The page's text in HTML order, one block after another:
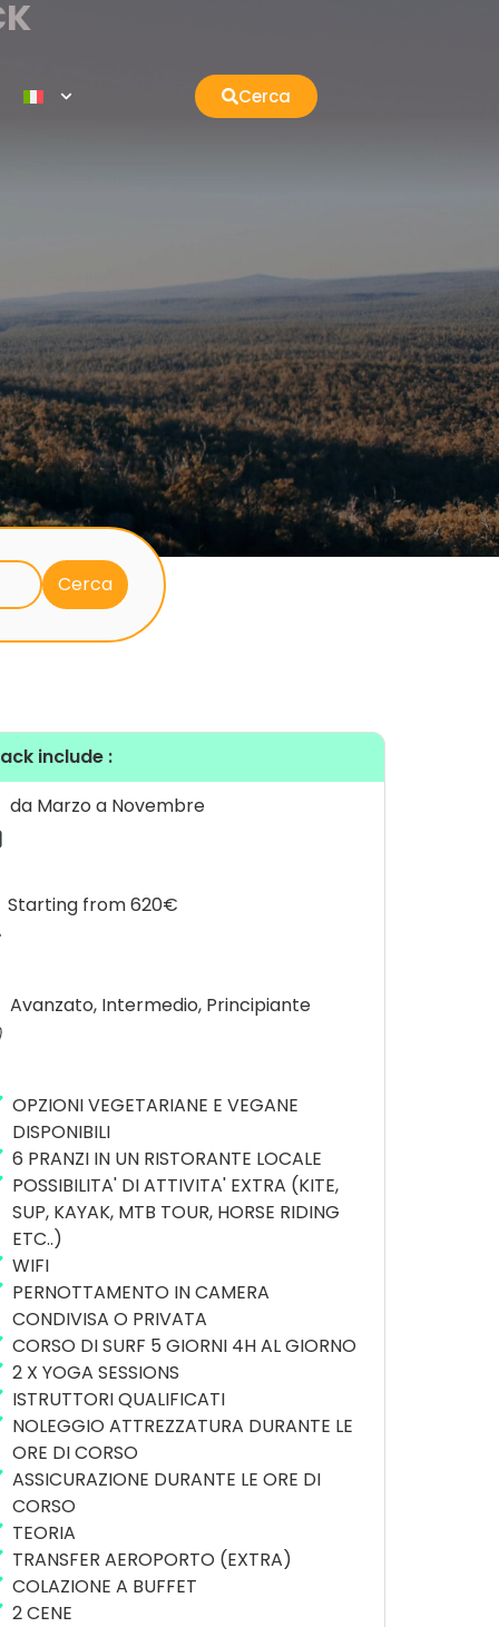
Cerca
include :
da Marzo a Novembre
Starting from 620€
Avanzato, Intermedio, Principiante
OPZIONI VEGETARIANE E VEGANE
DISPONIBILI
6 PRANZI IN UN RISTORANTE LOCALE
POSSIBILITA' DI ATTIVITA' EXTRA (KITE,
SUP, KAYAK, MTB TOUR, HORSE RIDING
ETC..)
WIFI
PERNOTTAMENTO IN CAMERA
CONDIVISA O PRIVATA
CORSO DI SURF 5 GIORNI 4H AL GIORNO
2 X YOGA SESSIONS
ISTRUTTORI QUALIFICATI
NOLEGGIO ATTREZZATURA DURANTE LE
ORE DI CORSO
ASSICURAZIONE DURANTE LE ORE DI
CORSO
TEORIA
TRANSFER AEROPORTO (EXTRA)
COLAZIONE A BUFFET
2 CENE